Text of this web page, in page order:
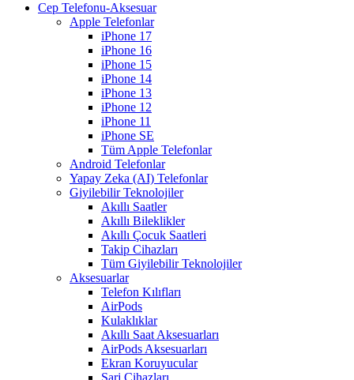
Cep Telefonu-Aksesuar
Apple Telefonlar
iPhone 17
iPhone 16
iPhone 15
iPhone 14
iPhone 13
iPhone 12
iPhone 11
iPhone SE
Tüm Apple Telefonlar
Android Telefonlar
Yapay Zeka (AI) Telefonlar
Giyilebilir Teknolojiler
Akıllı Saatler
Akıllı Bileklikler
Akıllı Çocuk Saatleri
Takip Cihazları
Tüm Giyilebilir Teknolojiler
Aksesuarlar
Telefon Kılıfları
AirPods
Kulaklıklar
Akıllı Saat Aksesuarları
AirPods Aksesuarları
Ekran Koruyucular
Şarj Cihazları